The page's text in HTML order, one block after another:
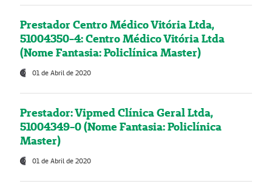
Prestador Centro Médico Vitória Ltda,
51004350-4: Centro Médico Vitória Ltda
(Nome Fantasia: Policlínica Master)
01 de Abril de 2020
Prestador: Vipmed Clínica Geral Ltda,
51004349-0 (Nome Fantasia: Policlínica
Master)
01 de Abril de 2020